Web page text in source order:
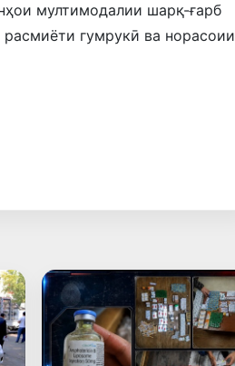
мултимодалии шарқ-ғарб
гумрукӣ ва норасоии